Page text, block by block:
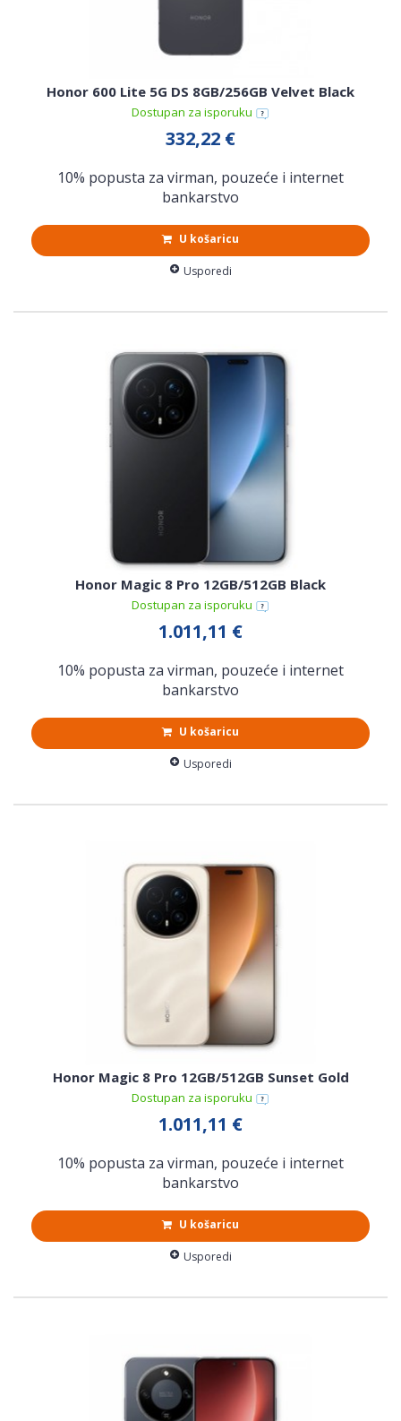
Honor 600 Lite 5G DS 8GB/256GB Velvet Black
Dostupan za isporuku
332,22 €
10% popusta za virman, pouzeće i internet
bankarstvo
U košaricu
Usporedi
Honor Magic 8 Pro 12GB/512GB Black
Dostupan za isporuku
1.011,11 €
10% popusta za virman, pouzeće i internet
bankarstvo
U košaricu
Usporedi
Honor Magic 8 Pro 12GB/512GB Sunset Gold
Dostupan za isporuku
1.011,11 €
10% popusta za virman, pouzeće i internet
bankarstvo
U košaricu
Usporedi